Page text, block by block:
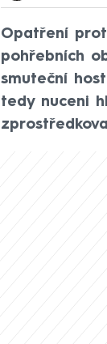
Opatření
pohřebních
smuteční
tedy nuceni